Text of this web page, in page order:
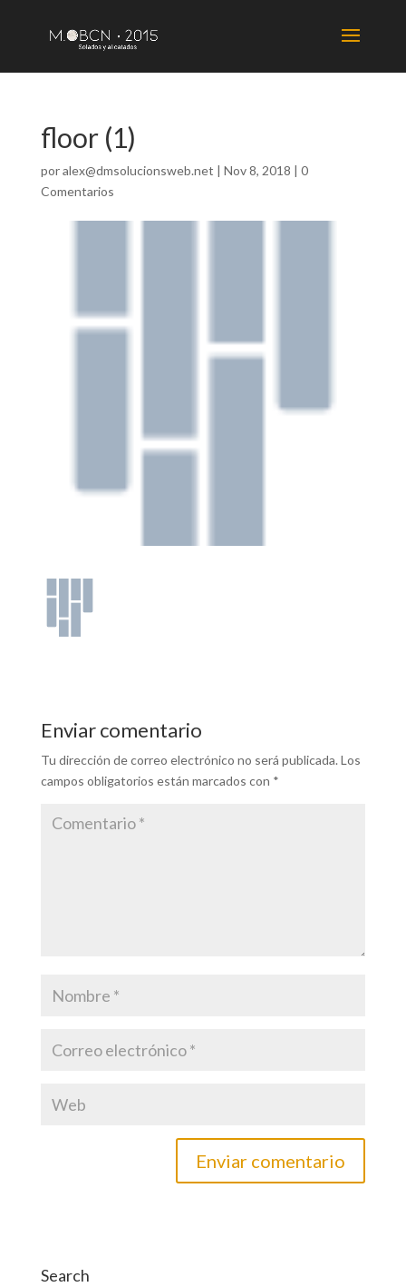
floor (1)
poralex@dmsolucionsweb.net | Nov 8, 2018 | 0
Comentarios
Enviar comentario
Tu dirección de correo electrónico no será publicada. Los
campos obligatorios están marcados con *
Search